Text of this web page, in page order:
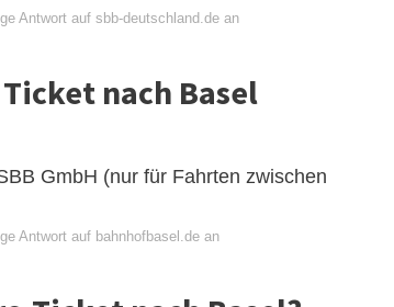
Antwort auf sbb-deutschland.de an
nach Basel
GmbH (nur für Fahrten zwischen
Antwort auf bahnhofbasel.de an